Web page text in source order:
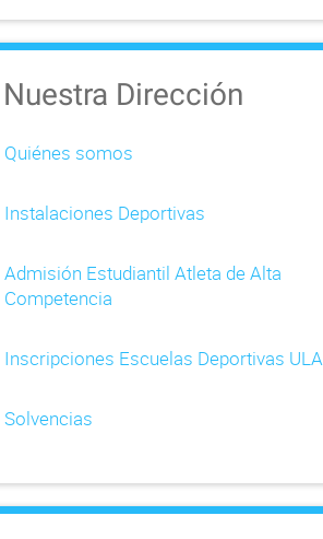
Nuestra Dirección
Quiénes somos
Instalaciones Deportivas
Admisión Estudiantil Atleta de Alta
Competencia
Inscripciones Escuelas Deportivas ULA
Solvencias